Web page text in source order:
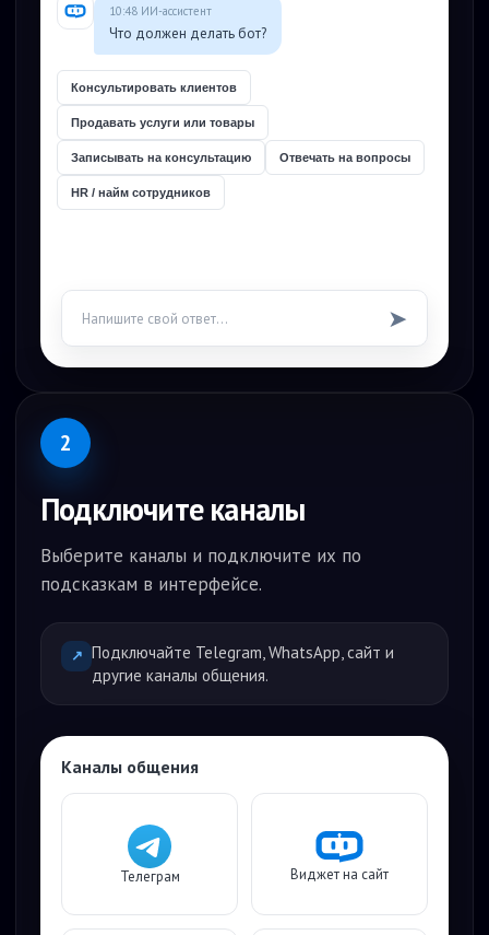
10:48 ИИ-ассистент
Что должен делать бот?
Консультировать клиентов
Продавать услуги или товары
Записывать на консультацию Отвечать на вопросы
HR / найм сотрудников
Напишите свой ответ... ➤
2
Подключите каналы
Выберите каналы и подключите их по
подсказкам в интерфейсе.
↗ Подключайте Telegram, WhatsApp, сайт и
другие каналы общения.
Каналы общения
Телеграм Виджет на сайт